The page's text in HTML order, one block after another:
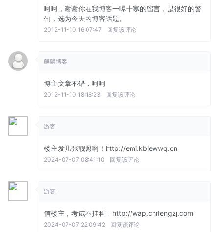
呵呵，谢谢你在我博客一曝十寒的留言，是很好的警
句，选为今天的博客话题。
2012-11-10 16:07:47 回复该评论
麒麟博客
博主文章不错，呵呵
2012-11-10 18:18:23 回复该评论
游客
楼主发几张靓照啊！http://emi.kblewwq.cn
2024-07-07 08:41:10 回复该评论
游客
信楼主，考试不挂科！http://wap.chifengzj.com
2024-07-07 22:09:42 回复该评论